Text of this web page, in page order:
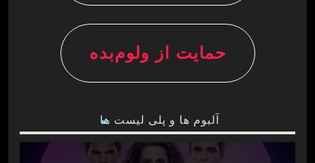
حمایت از ولوم‌بده
آلبوم ها و پلی لیست ها